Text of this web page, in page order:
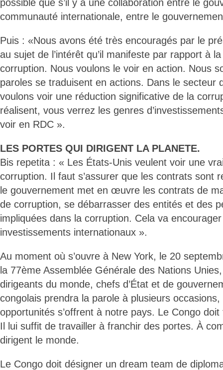
possible que s’il y a une collaboration entre le
communauté internationale, entre le
Puis : «Nous avons été très encouragés par le
au sujet de l’intérêt qu’il manifeste par rapport à
corruption. Nous voulons le voir en action. Nous
paroles se traduisent en actions. Dans le secteur
voulons voir une réduction significative de la
réalisent, vous verrez les genres
voir en RDC ».
LES PORTES QUI DIRIGENT LA PLANETE.
Bis repetita : « Les États-Unis veulent voir une
corruption. Il faut s’assurer que les contrats sont
le gouvernement met en œuvre les contrats de
de corruption, se débarrasser des entités et des
impliquées dans la corruption. Cela va
investissements internationaux ».
Au moment où s’ouvre à New York, le 20
la 77ème Assemblée Générale des Nations
dirigeants du monde, chefs d’État et de
congolais prendra la parole à plusieurs
opportunités s’offrent à notre pays. Le Congo
Il lui suffit de travailler à franchir des portes. À
dirigent le monde.
Le Congo doit désigner un dream team de